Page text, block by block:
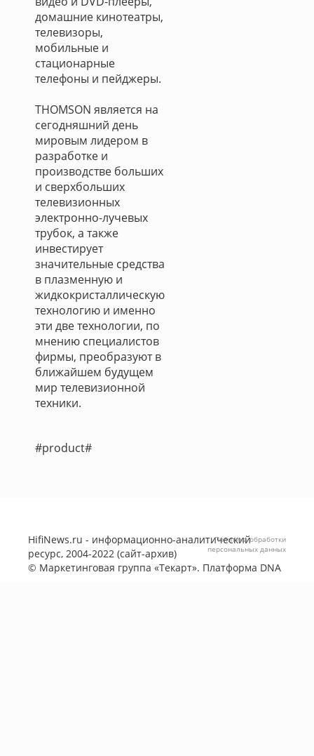
домашние кинотеатры,
телевизоры,
мобильные и
стационарные
телефоны и пейджеры.
THOMSON является на
сегодняшний день
мировым лидером в
разработке и
производстве больших
и сверхбольших
телевизионных
электронно-лучевых
трубок, а также
инвестирует
значительные средства
в плазменную и
жидкокристаллическую
технологию и именно
эти две технологии, по
мнению специалистов
фирмы, преобразуют в
ближайшем будущем
мир телевизионной
техники.
#product#
HifiNews.ru - информационно-аналитический
ресурс, 2004-2022 (сайт-архив)
© Маркетинговая группа «Текарт». Платформа DNA
Политика обработки
персональных данных